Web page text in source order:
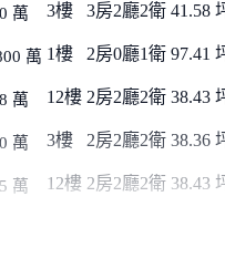
萬 3樓 3房2廳2衛 41.58
萬 1樓 2房0廳1衛 97.41
萬 12樓 2房2廳2衛 38.43
萬 3樓 2房2廳2衛 38.36
萬 12樓 2房2廳2衛 38.43